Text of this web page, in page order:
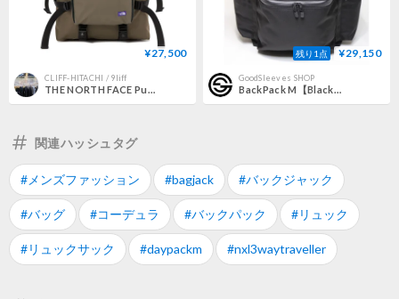
¥27,500
CLIFF-HITACHI / 9liff
THE NORTH FACE Purple Label CORDURA Nylon Day Pack / N25FU079 /パープルレーベル コーディラ ディパック 【2026FWモデル】
残り1点 ¥29,150
GoodSleeves SHOP
BackPack M【Black】【受注生産品 現在 : 納期まで14日程】
関連ハッシュタグ
#メンズファッション #bagjack #バックジャック
#バッグ #コーデュラ #バックパック #リュック
#リュックサック #daypackm #nxl3waytraveller